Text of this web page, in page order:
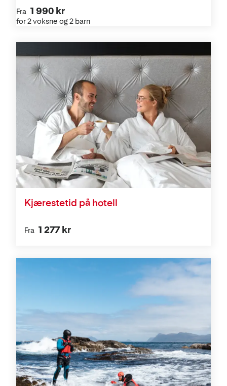
Fra 1 990 kr
for 2 voksne og 2 barn
Kjærestetid på hotell
Fra 1 277 kr
Aktiviteter